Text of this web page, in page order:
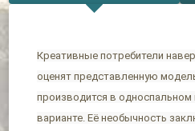
Креативные потребители
оценят представленную
производится в
варианте. Её необычность